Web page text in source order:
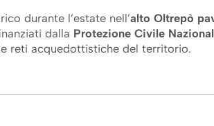
durante l’estate nell’alto Oltrepò
dalla Protezione Civile
reti acquedottistiche del territorio.